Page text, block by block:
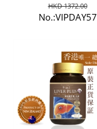
HKD 1372.00
No.:VIPDAY57